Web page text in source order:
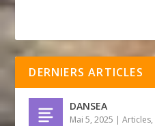
DERNIERS ARTICLES
DANSEA
Mai 5, 2025 |Articles,